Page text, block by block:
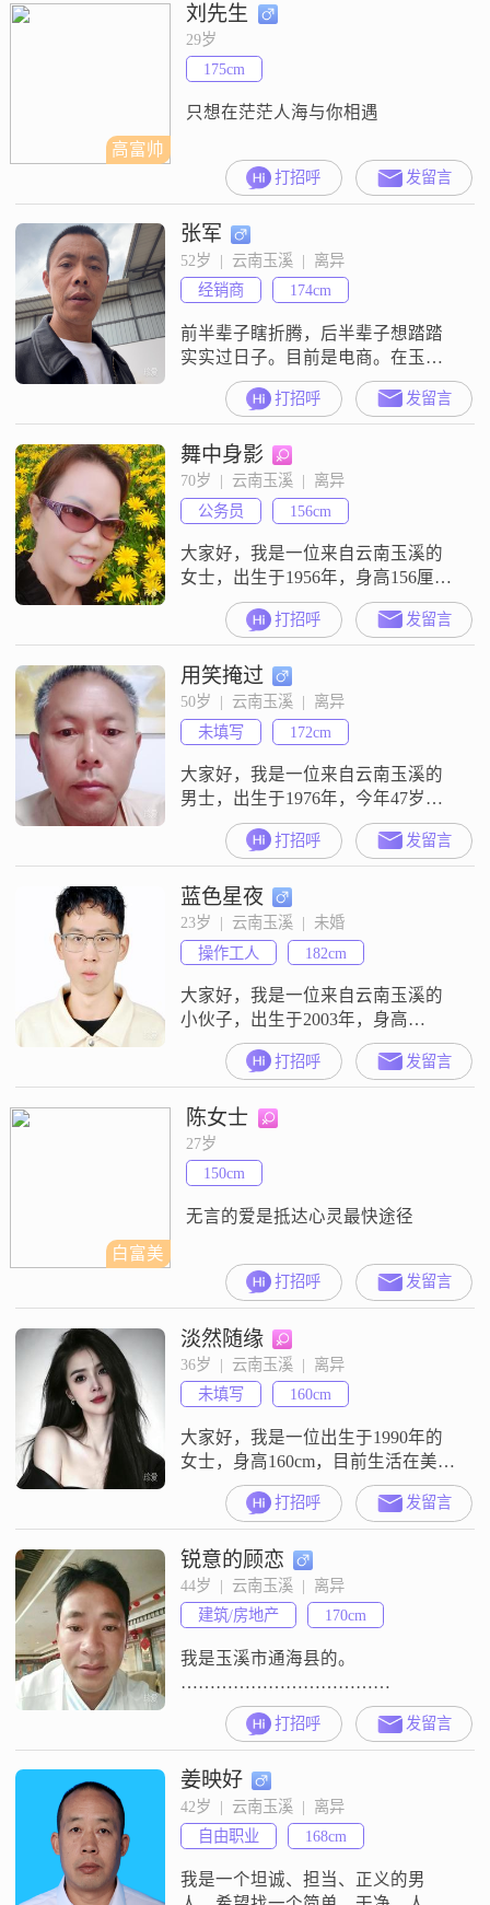
方面，我温柔体贴，总是希望能给
身边的人带来温暖和关怀。而且我
很开朗爱笑，相信笑容有着强大的
感染力。我对待他人真诚可靠，从
不会玩虚的。生活中
高富帅
刘先生
29岁
175cm
只想在茫茫人海与你相遇
打招呼 发留言
张军
52岁  |  云南玉溪  |  离异
经销商
174cm
前半辈子瞎折腾，后半辈子想踏踏
实实过日子。目前是电商。在玉溪
市通海县。做生鲜。
打招呼 发留言
舞中身影
70岁  |  云南玉溪  |  离异
公务员
156cm
大家好，我是一位来自云南玉溪的
女士，出生于1956年，身高156厘米
##3002##我目前的工作收入稳定，
在5001到8000元之间##3002##虽然
我的学历是中专，但我一直保持着
学习的热情，不断提升自己
##3002##我性格乐观积极，阳光 热
爱生活真诚可靠，随和易相处
##3002##我喜欢享受当下的每一
刻，对生活充
打招呼 发留言
用笑掩过
50岁  |  云南玉溪  |  离异
未填写
172cm
大家好，我是一位来自云南玉溪的
男士，出生于1976年，今年47岁
##3002##我身高172厘米，月收入在
3001到5000元之间，目前在玉溪工
作##3002##我的学历是中专，虽然
不是很高，但我一直在努力提升自
己##3002##我性格随和，容易相
处，真诚可靠，稳重踏实##3002##
我追求简单的生活方式，喜欢摄影
摄像
打招呼 发留言
蓝色星夜
23岁  |  云南玉溪  |  未婚
操作工人
182cm
大家好，我是一位来自云南玉溪的
小伙子，出生于2003年，身高
182cm，目前从事一份稳定的工作，
月收入在3001到5000元之间
##3002##我拥有大专学历，在工作
中不断学习和成长##3002##我认为
感情中最重要的是双向奔赴
##3001##相互尊重##3001##包容理
解##3002##我希望找到一个能够和
我一起努
打招呼 发留言
白富美
陈女士
27岁
150cm
无言的爱是抵达心灵最快途径
打招呼 发留言
淡然随缘
36岁  |  云南玉溪  |  离异
未填写
160cm
大家好，我是一位出生于1990年的
女士，身高160cm，目前生活在美丽
的玉溪##3002##我拥有大专学历，
在工作中勤奋努力，月收入在5001
到8000元之间##3002##我性格开
朗，总是爱笑，面对生活的各种挑
战，我始终保持独立自信和乐观积
极的态度##3002##我相信，只有热
爱生活，才能感受到生活中的美好
##300
打招呼 发留言
锐意的顾恋
44岁  |  云南玉溪  |  离异
建筑/房地产
170cm
我是玉溪市通海县的。
………………………………
打招呼 发留言
姜映好
42岁  |  云南玉溪  |  离异
自由职业
168cm
我是一个坦诚、担当、正义的男